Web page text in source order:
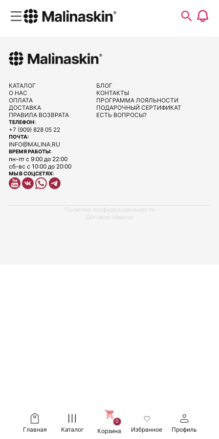
Главная Каталог
0
Корзина Избранное Профиль
ТЕЛЕФОН:
+7 (909) 828 05 22
ПОЧТА:
INFO@MALINA.RU
ВРЕМЯ РАБОТЫ:
пн-пт с 9:00 до 22:00
сб-вс с 10:00 до 20:00
МЫ В СОЦСЕТЯХ:
КАТАЛОГ
О НАС
ОПЛАТА
ДОСТАВКА
ПРАВИЛА ВОЗВРАТА
БЛОГ
КОНТАКТЫ
ПРОГРАММА ЛОЯЛЬНОСТИ
ПОДАРОЧНЫЙ СЕРТИФИКАТ
ЕСТЬ ВОПРОСЫ?
Политика конфиденциальности
Договор оферты